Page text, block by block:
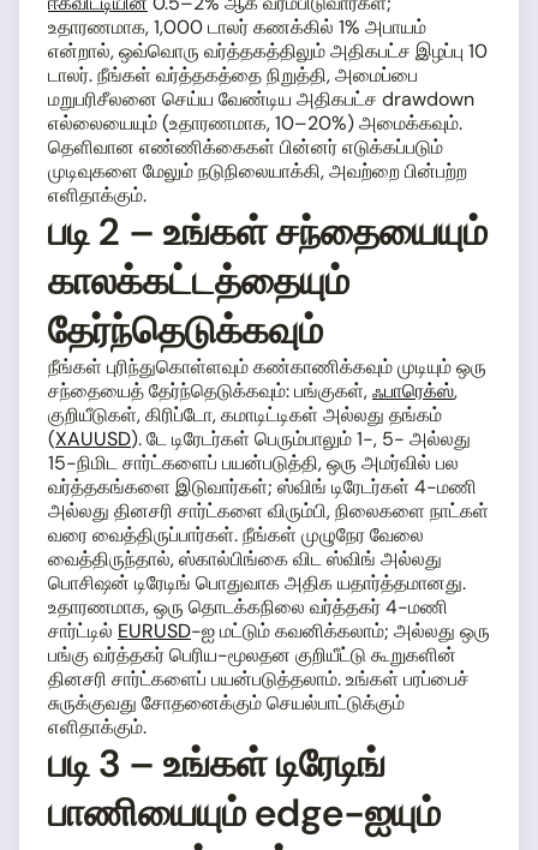
உதாரணமாக, 1,000 டாலர் கணக்கில் 1% அபாயம்
என்றால், ஒவ்வொரு வர்த்தகத்திலும் அதிகபட்ச இழப்பு 10
டாலர். நீங்கள் வர்த்தகத்தை நிறுத்தி, அமைப்பை
மறுபரிசீலனை செய்ய வேண்டிய அதிகபட்ச drawdown
எல்லையையும் (உதாரணமாக, 10–20%) அமைக்கவும்.
தெளிவான எண்ணிக்கைகள் பின்னர் எடுக்கப்படும்
முடிவுகளை மேலும் நடுநிலையாக்கி, அவற்றை பின்பற்ற
எளிதாக்கும்.
படி 2 – உங்கள் சந்தையையும்
காலக்கட்டத்தையும்
தேர்ந்தெடுக்கவும்
நீங்கள் புரிந்துகொள்ளவும் கண்காணிக்கவும் முடியும் ஒரு
சந்தையைத் தேர்ந்தெடுக்கவும்: பங்குகள்,ஃபாரெக்ஸ்,
குறியீடுகள், கிரிப்டோ, கமாடிட்டிகள் அல்லது தங்கம்
(XAUUSD). டே டிரேடர்கள் பெரும்பாலும் 1-, 5- அல்லது
15-நிமிட சார்ட்களைப் பயன்படுத்தி, ஒரு அமர்வில் பல
வர்த்தகங்களை இடுவார்கள்; ஸ்விங் டிரேடர்கள் 4-மணி
அல்லது தினசரி சார்ட்களை விரும்பி, நிலைகளை நாட்கள்
வரை வைத்திருப்பார்கள். நீங்கள் முழுநேர வேலை
வைத்திருந்தால், ஸ்கால்பிங்கை விட ஸ்விங் அல்லது
பொசிஷன் டிரேடிங் பொதுவாக அதிக யதார்த்தமானது.
உதாரணமாக, ஒரு தொடக்கநிலை வர்த்தகர் 4-மணி
சார்ட்டில் EURUSD-ஐ மட்டும் கவனிக்கலாம்; அல்லது ஒரு
பங்கு வர்த்தகர் பெரிய-மூலதன குறியீட்டு கூறுகளின்
தினசரி சார்ட்களைப் பயன்படுத்தலாம். உங்கள் பரப்பைச்
சுருக்குவது சோதனைக்கும் செயல்பாட்டுக்கும்
எளிதாக்கும்.
படி 3 – உங்கள் டிரேடிங்
பாணியையும் edge-ஐயும்